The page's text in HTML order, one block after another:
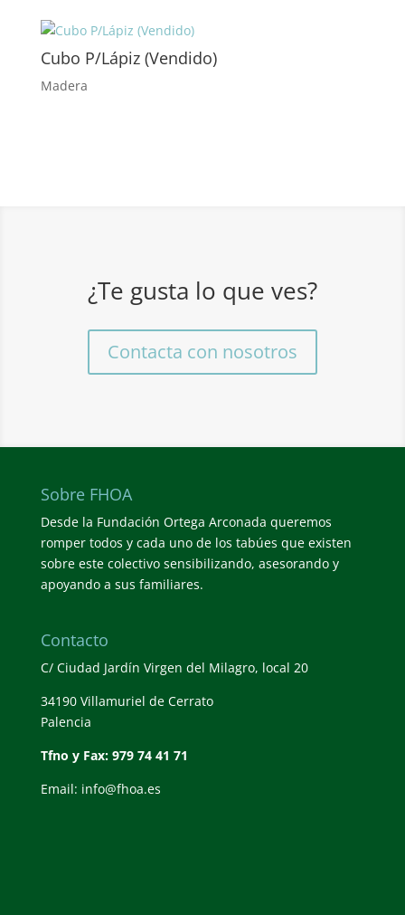
Cubo P/Lápiz (Vendido)
Madera
¿Te gusta lo que ves?
Contacta con nosotros
Sobre FHOA
Desde la Fundación Ortega Arconada queremos
romper todos y cada uno de los tabúes que existen
sobre este colectivo sensibilizando, asesorando y
apoyando a sus familiares.
Contacto
C/ Ciudad Jardín Virgen del Milagro, local 20
34190 Villamuriel de Cerrato
Palencia
Tfno y Fax: 979 74 41 71
Email: info@fhoa.es